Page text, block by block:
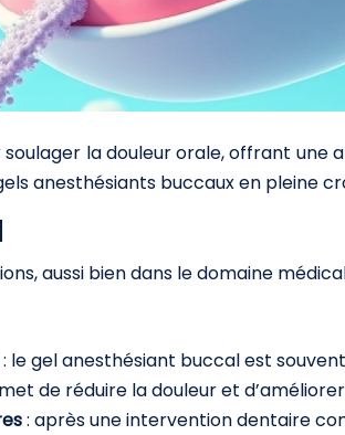
la douleur orale, offrant
anesthésiants buccaux en pleine
aussi bien dans le domaine
: le gel anesthésiant buccal est
de réduire la douleur et
: après une intervention dentaire